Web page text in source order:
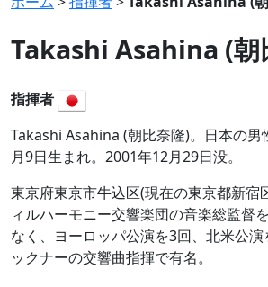
Takashi Asahina (朝
指揮者
Takashi Asahina (朝比奈隆)。日本の男
月9日生まれ。2001年12月29日没。
東京府東京市牛込区(現在の東京都新宿
ィルハーモニー交響楽団の音楽総監督
なく、ヨーロッパ公演を3回、北米公
ックナーの交響曲指揮で有名。